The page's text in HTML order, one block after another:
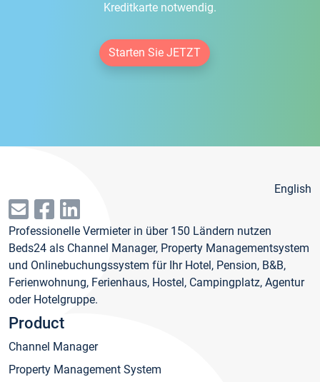
Kreditkarte notwendig.
Starten Sie JETZT
English
Professionelle Vermieter in über 150 Ländern nutzen
Beds24 als Channel Manager, Property Managementsystem
und Onlinebuchungssystem für Ihr Hotel, Pension, B&B,
Ferienwohnung, Ferienhaus, Hostel, Campingplatz, Agentur
oder Hotelgruppe.
Product
Channel Manager
Property Management System